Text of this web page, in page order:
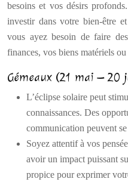
besoins et vos désirs
investir dans votre bien-être
vous ayez besoin de faire
finances, vos biens matériels
Gémeaux (21 mai – 20
L’éclipse solaire peut
connaissances. Des
communication peuvent se
Soyez attentif à vos
avoir un impact puissant
propice pour exprimer